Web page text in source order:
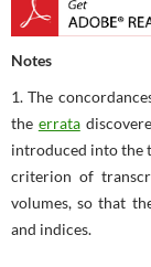
Notes
1. The
the errata
introduced into the
criterion of
volumes, so that
and indices.